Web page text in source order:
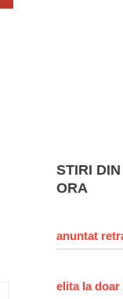
STIRI
ORA
anuntat
elita la doar